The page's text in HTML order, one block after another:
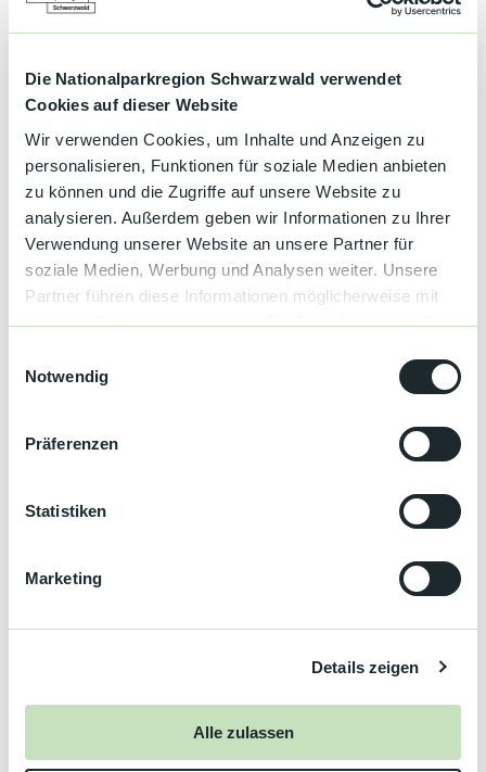
Die Nationalparkregion Schwarzwald verwendet
Cookies auf dieser Website
Wir verwenden Cookies, um Inhalte und Anzeigen zu
personalisieren, Funktionen für soziale Medien anbieten
zu können und die Zugriffe auf unsere Website zu
analysieren. Außerdem geben wir Informationen zu Ihrer
Verwendung unserer Website an unsere Partner für
soziale Medien, Werbung und Analysen weiter. Unsere
Partner führen diese Informationen möglicherweise mit
weiteren Daten zusammen, die Sie ihnen bereitgestellt
gesammelt haben.
Notwendig
Präferenzen
Statistiken
Marketing
Details zeigen
Alle zulassen
Preise & Verfügbarkeit
Gut zu wissen
Allgemeine Informationen
Berge
Sport
Aktiv und Sport
Nachtportier